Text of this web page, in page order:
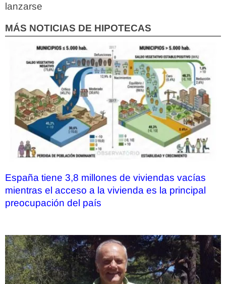
lanzarse
MÁS NOTICIAS DE HIPOTECAS
España tiene 3,8 millones de viviendas vacías
mientras el acceso a la vivienda es la principal
preocupación del país